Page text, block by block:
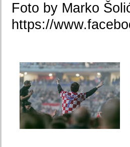
Foto by Marko
https://